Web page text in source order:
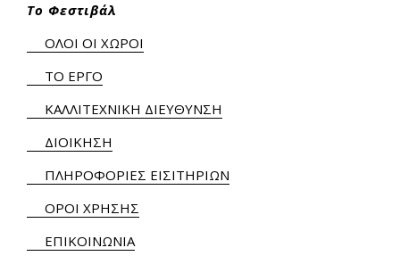
Το Φεστιβάλ
ΟΛΟΙ ΟΙ ΧΩΡΟΙ
ΤΟ ΕΡΓΟ
ΚΑΛΛΙΤΕΧΝΙΚΗ ΔΙΕΥΘΥΝΣΗ
ΔΙΟΙΚΗΣΗ
ΠΛΗΡΟΦΟΡΙΕΣ ΕΙΣΙΤΗΡΙΩΝ
ΟΡΟΙ ΧΡΗΣΗΣ
ΕΠΙΚΟΙΝΩΝΙΑ